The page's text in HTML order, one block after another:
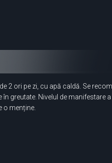
2 ori pe zi, cu apă caldă. Se
greutate. Nivelul de
o menține.